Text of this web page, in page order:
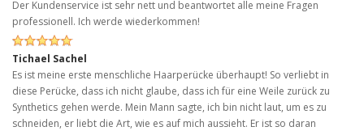
Der Kundenservice ist sehr nett und beantwortet alle meine Fragen
professionell. Ich werde wiederkommen!
Tichael Sachel
Es ist meine erste menschliche Haarperücke überhaupt! So verliebt in
diese Perücke, dass ich nicht glaube, dass ich für eine Weile zurück zu
Synthetics gehen werde. Mein Mann sagte, ich bin nicht laut, um es zu
schneiden, er liebt die Art, wie es auf mich aussieht. Er ist so daran